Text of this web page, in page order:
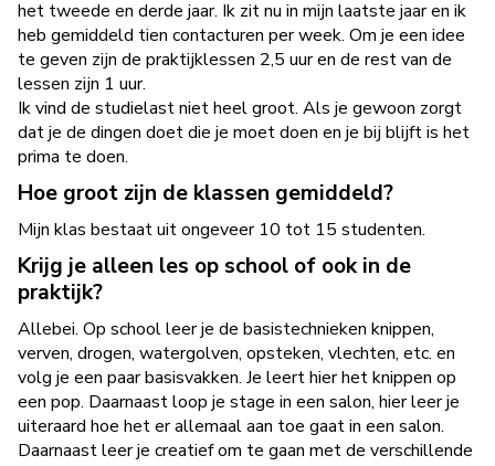
het tweede en derde jaar. Ik zit nu in mijn laatste jaar en ik
heb gemiddeld tien contacturen per week. Om je een idee
te geven zijn de praktijklessen 2,5 uur en de rest van de
lessen zijn 1 uur.
Ik vind de studielast niet heel groot. Als je gewoon zorgt
dat je de dingen doet die je moet doen en je bij blijft is het
prima te doen.
Hoe groot zijn de klassen gemiddeld?
Mijn klas bestaat uit ongeveer 10 tot 15 studenten.
Krijg je alleen les op school of ook in de
praktijk?
Allebei. Op school leer je de basistechnieken knippen,
verven, drogen, watergolven, opsteken, vlechten, etc. en
volg je een paar basisvakken. Je leert hier het knippen op
een pop. Daarnaast loop je stage in een salon, hier leer je
uiteraard hoe het er allemaal aan toe gaat in een salon.
Daarnaast leer je creatief om te gaan met de verschillende